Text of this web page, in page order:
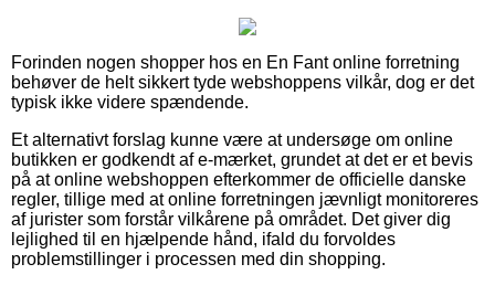
Forinden nogen shopper hos en En Fant online forretning
behøver de helt sikkert tyde webshoppens vilkår, dog er det
typisk ikke videre spændende.
Et alternativt forslag kunne være at undersøge om online
butikken er godkendt af e-mærket, grundet at det er et bevis
på at online webshoppen efterkommer de officielle danske
regler, tillige med at online forretningen jævnligt monitoreres
af jurister som forstår vilkårene på området. Det giver dig
lejlighed til en hjælpende hånd, ifald du forvoldes
problemstillinger i processen med din shopping.